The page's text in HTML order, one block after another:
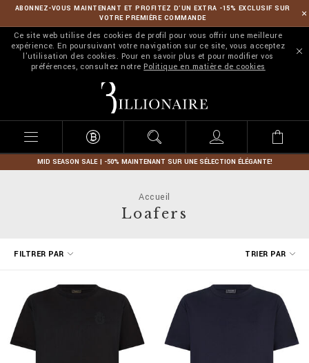
ABONNEZ-VOUS MAINTENANT ET PROFITEZ D’UN EXTRA -15% EXCLUSIF SUR
VOTRE PREMIÈRE COMMANDE
Ce site web utilise des cookies de profil pour vous offrir une meilleure
expérience. En poursuivant votre navigation sur ce site, vous acceptez
l'utilisation des cookies. Pour en savoir plus et pour modifier vos
préférences, consultez notre Politique en matière de cookies
l
l
o
n
MID SEASON SALE | -50% MAINTENANT SUR UNE SÉLECTION ÉLÉGANTE!
Accueil
Loafers
TRIER PAR
FILTRER PAR